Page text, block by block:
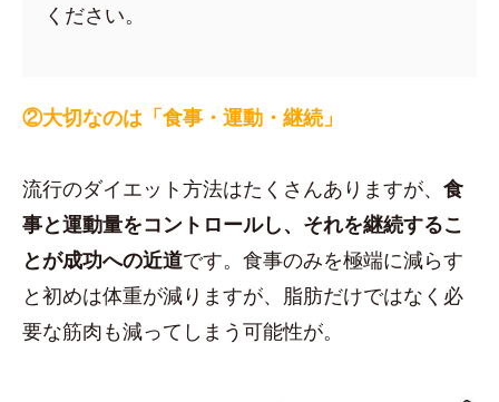
ください。
②大切なのは「食事・運動・継続」
流行のダイエット方法はたくさんありますが、 食
事と運動量をコントロールし、それを継続するこ
とが成功への近道です。食事のみを極端に減らす
と初めは体重が減りますが、脂肪だけではなく必
要な筋肉も減ってしまう可能性が。